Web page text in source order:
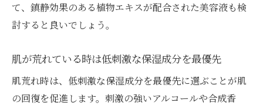
て、鎮静効果のある植物エキスが配合された美容液も検
討すると良いでしょう。
肌が荒れている時は低刺激な保湿成分を最優先
肌荒れ時は、低刺激な保湿成分を最優先に選ぶことが肌
の回復を促進します。刺激の強いアルコールや合成香